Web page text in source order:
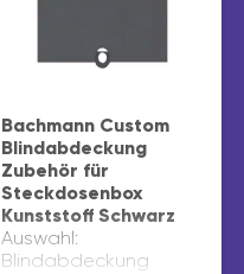
Bachmann Custom
Blindabdeckung
Zubehör für
Steckdosenbox
Kunststoff Schwarz
Auswahl:
Blindabdeckung